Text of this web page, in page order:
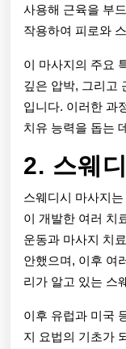
사용해 근육을 부
작용하여 피로와
이 마사지의 주요
깊은 압박, 그리고
입니다. 이러한 과
치유 능력을 돕는
2. 스웨
스웨디시 마사지
이 개발한 여러 치
운동과 마사지 치
안했으며, 이후 여
리가 알고 있는 스
이후 유럽과 미국
지 요법의 기초가